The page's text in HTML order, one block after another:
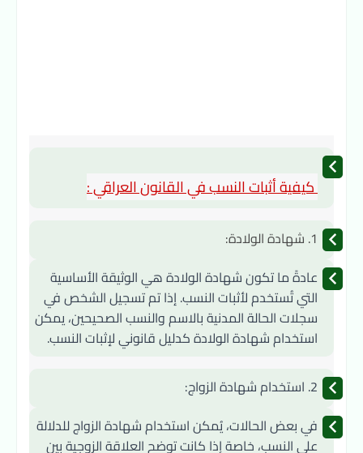
كيفية أثبات النسب في القانون العراقي :
1. شهادة الولادة:
استخدام شهادة الولادة كدليل قانوني لإثبات النسب.
2. استخدام شهادة الزواج: